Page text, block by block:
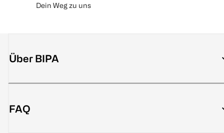
Dein Weg zu uns
Über BIPA
FAQ